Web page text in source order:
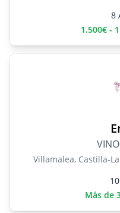
8
1.500€ -
Villamalea, Castilla-
Más de